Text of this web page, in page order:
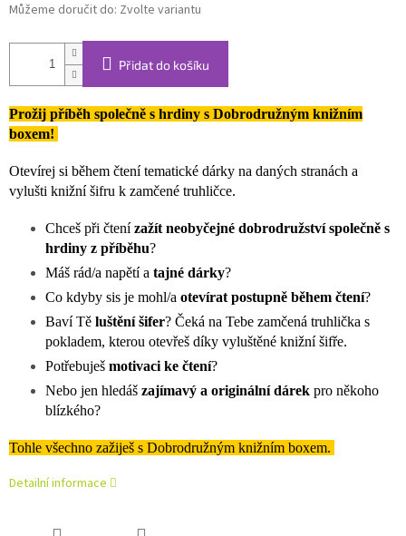
Můžeme doručit do: Zvolte variantu
Přidat do košíku
Prožij příběh společně s hrdiny s Dobrodružným knižním
boxem!
Otevírej si během čtení tematické dárky na daných stranách a
vylušti knižní šifru k zamčené truhličce.
Chceš při čtenízažít neobyčejné dobrodružství společně s
hrdiny z příběhu?
Máš rád/a napětí a tajné dárky?
Co kdyby sis je mohl/a otevírat postupně během čtení?
Baví Tě luštění šifer? Čeká na Tebe zamčená truhlička s
pokladem, kterou otevřeš díky vyluštěné knižní šifře.
Potřebuješ motivaci ke čtení?
Nebo jen hledáš zajímavý a originální dárek pro někoho
blízkého?
Tohle všechno zažiješ s Dobrodružným knižním boxem.
Detailní informace